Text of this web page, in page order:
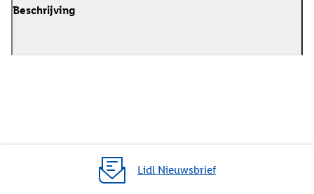
Beschrijving
Lidl Nieuwsbrief